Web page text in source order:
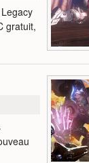
gratuit,